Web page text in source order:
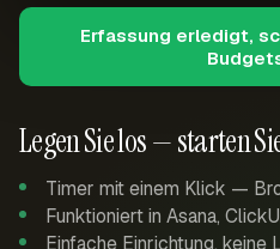
Legen Sie los — starten
Timer mit einem Klick —
Funktioniert in Asana,
Einfache Einrichtung, keine
Erfassung erledigt,